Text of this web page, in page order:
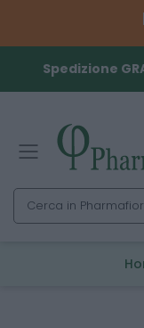
Spedizione
Toggle
Cerca